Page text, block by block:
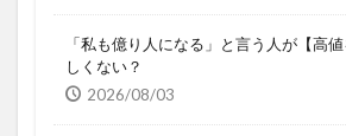
「私も億り人になる」と言う人が【高
しくない？
2026/08/03